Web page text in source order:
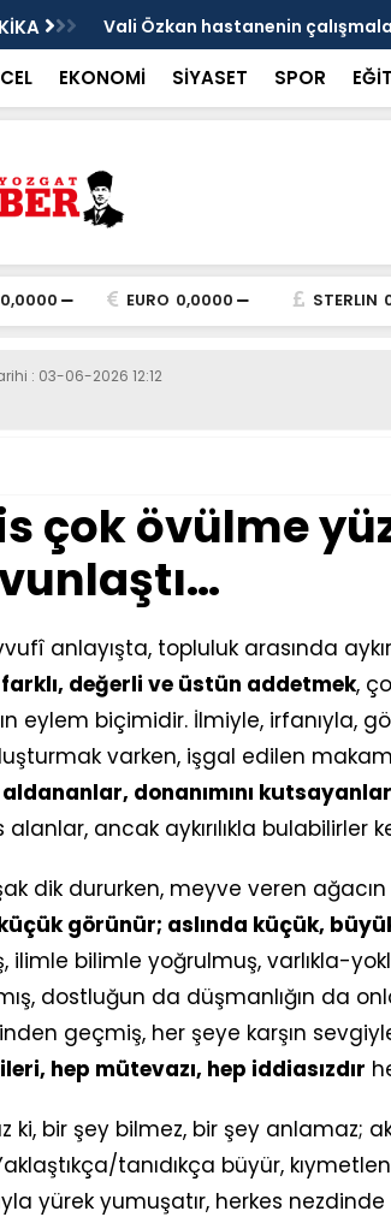
Vali Özkan hastanenin
EKONOMİ SİYASET SPOR
0,0000 EURO 0,0000 STERLIN
: 03-06-2026 12:12
çok övülme
anlayışta, topluluk arasında
değerli ve üstün addetmek,
eylem biçimidir. İlmiyle, irfanıyla,
varken, işgal edilen
donanımını kutsayanlar
ancak aykırılıkla bulabilirler
dik dururken, meyve veren
görünür; aslında küçük,
ilimle bilimle yoğrulmuş, varlıkla-
dostluğun da düşmanlığın da
geçmiş, her şeye karşın
hep mütevazı, hep iddiasızdır
ki, bir şey bilmez, bir şey
tanıdıkça büyür,
yürek yumuşatır, herkes